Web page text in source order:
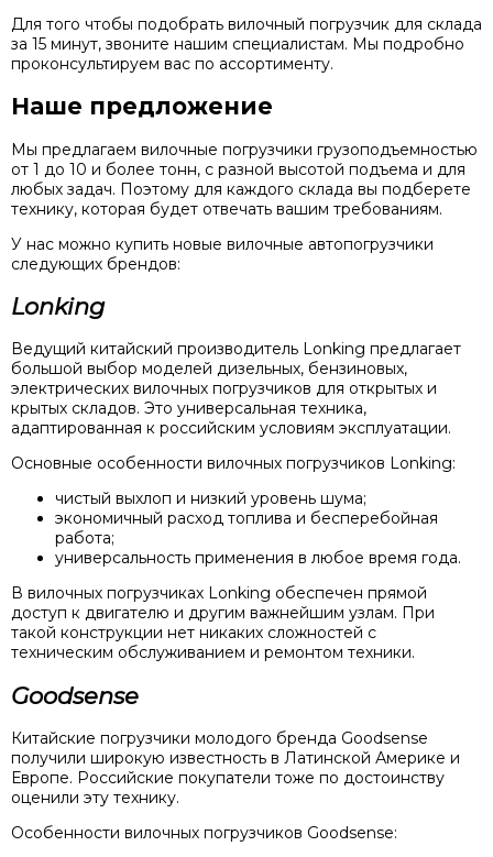
Для того чтобы подобрать вилочный погрузчик для склада
за 15 минут, звоните нашим специалистам. Мы подробно
проконсультируем вас по ассортименту.
Наше предложение
Мы предлагаем вилочные погрузчики грузоподъемностью
от 1 до 10 и более тонн, с разной высотой подъема и для
любых задач. Поэтому для каждого склада вы подберете
технику, которая будет отвечать вашим требованиям.
У нас можно купить новые вилочные автопогрузчики
следующих брендов:
Lonking
Ведущий китайский производитель Lonking предлагает
большой выбор моделей дизельных, бензиновых,
электрических вилочных погрузчиков для открытых и
крытых складов. Это универсальная техника,
адаптированная к российским условиям эксплуатации.
Основные особенности вилочных погрузчиков Lonking:
чистый выхлоп и низкий уровень шума;
экономичный расход топлива и бесперебойная
работа;
универсальность применения в любое время года.
В вилочных погрузчиках Lonking обеспечен прямой
доступ к двигателю и другим важнейшим узлам. При
такой конструкции нет никаких сложностей с
техническим обслуживанием и ремонтом техники.
Goodsense
Китайские погрузчики молодого бренда Goodsense
получили широкую известность в Латинской Америке и
Европе. Российские покупатели тоже по достоинству
оценили эту технику.
Особенности вилочных погрузчиков Goodsense: